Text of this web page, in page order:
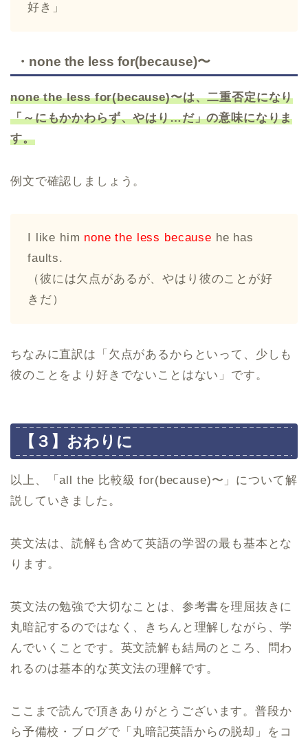
好き」
・none the less for(because)〜
none the less for(because)〜は、二重否定になり
「～にもかかわらず、やはり…だ」の意味になりま
す。
例文で確認しましょう。
I like him none the less because he has
faults.
（彼には欠点があるが、やはり彼のことが好
きだ）
ちなみに直訳は「欠点があるからといって、少しも
彼のことをより好きでないことはない」です。
【３】おわりに
以上、「all the 比較級 for(because)〜」について解
説していきました。
英文法は、読解も含めて英語の学習の最も基本とな
ります。
英文法の勉強で大切なことは、参考書を理屈抜きに
丸暗記するのではなく、きちんと理解しながら、学
んでいくことです。英文読解も結局のところ、問わ
れるのは基本的な英文法の理解です。
ここまで読んで頂きありがとうございます。普段か
ら予備校・ブログで「丸暗記英語からの脱却」をコ